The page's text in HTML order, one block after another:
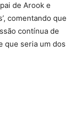
de Arook e
comentando que
contínua de
que seria um dos